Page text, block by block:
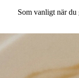
Som vanligt när du